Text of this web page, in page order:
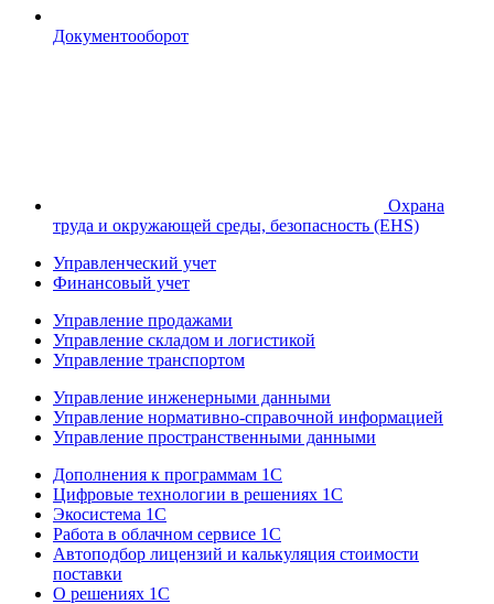
Документооборот
Охрана
труда и окружающей среды, безопасность (EHS)
Управленческий учет
Финансовый учет
Управление продажами
Управление складом и логистикой
Управление транспортом
Управление инженерными данными
Управление нормативно-справочной информацией
Управление пространственными данными
Дополнения к программам 1С
Цифровые технологии в решениях 1С
Экосистема 1С
Работа в облачном сервисе 1С
Автоподбор лицензий и калькуляция стоимости
поставки
О решениях 1С